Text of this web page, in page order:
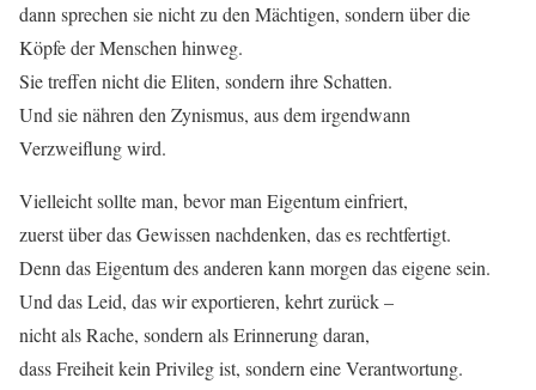
dann sprechen sie nicht zu den Mächtigen, sondern über die
Köpfe der Menschen hinweg.
Sie treffen nicht die Eliten, sondern ihre Schatten.
Und sie nähren den Zynismus, aus dem irgendwann
Verzweiflung wird.
Vielleicht sollte man, bevor man Eigentum einfriert,
zuerst über das Gewissen nachdenken, das es rechtfertigt.
Denn das Eigentum des anderen kann morgen das eigene sein.
Und das Leid, das wir exportieren, kehrt zurück –
nicht als Rache, sondern als Erinnerung daran,
dass Freiheit kein Privileg ist, sondern eine Verantwortung.